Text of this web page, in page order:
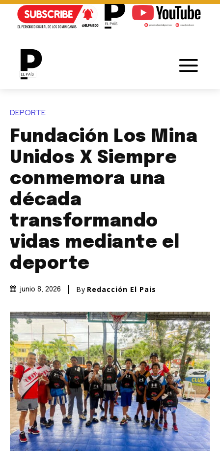
DEPORTE
Fundación Los Mina
Unidos X Siempre
conmemora una
década
transformando
vidas mediante el
deporte
junio 8, 2026 By Redacción El Pais